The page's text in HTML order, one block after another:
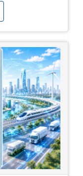
かけを楽しむ
な場所です。
チュオンさんの
みんなで応援
で本当にありが